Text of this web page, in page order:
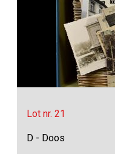
Lot nr. 21
D - Doos